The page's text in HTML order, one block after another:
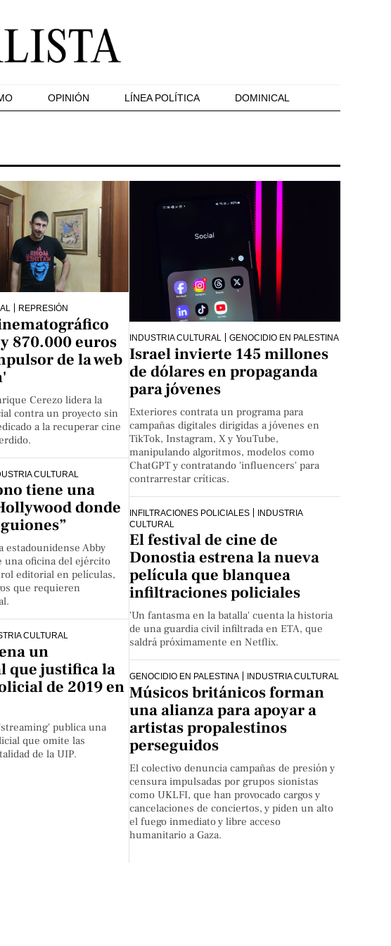
OPINIÓN LÍNEA POLÍTICA DOMINICAL
REPRESIÓN
870.000 euros
de la web
Cerezo lidera la
contra un proyecto sin
a la recuperar cine
CULTURAL
tiene una
donde
estadounidense Abby
una oficina del ejército
editorial en películas,
que requieren
CULTURAL
un
que justifica la
de 2019 en
publica una
que omite las
de la UIP.
INDUSTRIA CULTURAL GENOCIDIO EN PALESTINA
Israel invierte 145 millones
de dólares en propaganda
para jóvenes
Exteriores contrata un programa para
campañas digitales dirigidas a jóvenes en
TikTok, Instagram, X y YouTube,
manipulando algoritmos, modelos como
ChatGPT y contratando 'influencers' para
contrarrestar críticas.
INFILTRACIONES POLICIALES
INDUSTRIA
CULTURAL
El festival de cine de
Donostia estrena la nueva
película que blanquea
infiltraciones policiales
'Un fantasma en la batalla' cuenta la historia
de una guardia civil infiltrada en ETA, que
saldrá próximamente en Netflix.
GENOCIDIO EN PALESTINA INDUSTRIA CULTURAL
Músicos británicos forman
una alianza para apoyar a
artistas propalestinos
perseguidos
El colectivo denuncia campañas de presión y
censura impulsadas por grupos sionistas
como UKLFI, que han provocado cargos y
cancelaciones de conciertos, y piden un alto
el fuego inmediato y libre acceso
humanitario a Gaza.